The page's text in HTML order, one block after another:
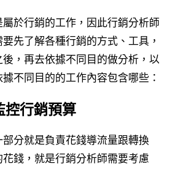
於行銷的工作，因此行銷分析師
先了解各種行銷的方式、工具，
，再去依據不同目的做分析，以
不同目的的工作內容包含哪些：
控行銷預算
分就是負責花錢導流量跟轉換
錢，就是行銷分析師需要考慮